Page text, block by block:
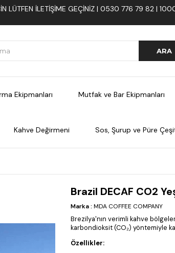
LÜTFEN ILETIŞIME GEÇINIZ | 0530 776 79 82 |
Ekipmanları Mutfak ve Bar Ekipmanları
Kahve Değirmeni Sos, Şurup ve Püre
Brazil DECAF CO2
Marka: MDA COFFEE COMPANY
Brezilya'nın verimli kahve
karbondioksit (CO₂) yöntemiyle
Özellikler: